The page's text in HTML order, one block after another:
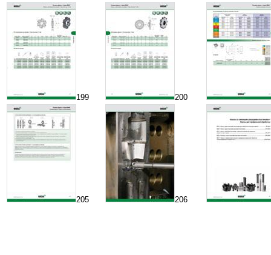
199 200
205 206